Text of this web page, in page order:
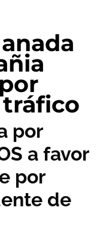
por
a favor
por
de